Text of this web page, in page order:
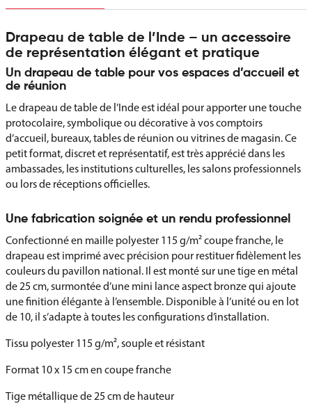
Drapeau de table de l’Inde – un accessoire
de représentation élégant et pratique
Un drapeau de table pour vos espaces d’accueil et
de réunion
Le drapeau de table de l’Inde est idéal pour apporter une touche
protocolaire, symbolique ou décorative à vos comptoirs
d’accueil, bureaux, tables de réunion ou vitrines de magasin. Ce
petit format, discret et représentatif, est très apprécié dans les
ambassades, les institutions culturelles, les salons professionnels
ou lors de réceptions officielles.
Une fabrication soignée et un rendu professionnel
Confectionné en maille polyester 115 g/m² coupe franche, le
drapeau est imprimé avec précision pour restituer fidèlement les
couleurs du pavillon national. Il est monté sur une tige en métal
de 25 cm, surmontée d’une mini lance aspect bronze qui ajoute
une finition élégante à l’ensemble. Disponible à l’unité ou en lot
de 10, il s’adapte à toutes les configurations d’installation.
Tissu polyester 115 g/m², souple et résistant
Format 10 x 15 cm en coupe franche
Tige métallique de 25 cm de hauteur